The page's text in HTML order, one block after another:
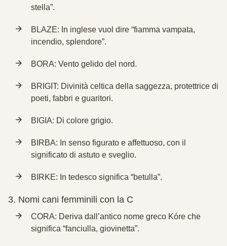
stella”.
BLAZE: In inglese vuol dire “fiamma vampata,
incendio, splendore”.
BORA: Vento gelido del nord.
BRIGIT: Divinità celtica della saggezza, protettrice di
poeti, fabbri e guaritori.
BIGIA: Di colore grigio.
BIRBA: In senso figurato e affettuoso, con il
significato di astuto e sveglio.
BIRKE: In tedesco significa “betulla”.
3. Nomi cani femminili con la C
CORA: Deriva dall’antico nome greco Kóre che
significa “fanciulla, giovinetta”.